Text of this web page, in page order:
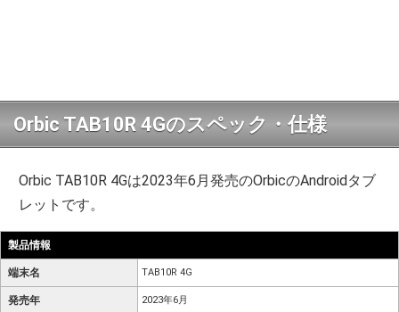
Orbic TAB10R 4Gのスペック・仕様
Orbic TAB10R 4Gは2023年6月発売のOrbicのAndroidタブ
レットです。
製品情報
端末名 TAB10R 4G
発売年 2023年6月